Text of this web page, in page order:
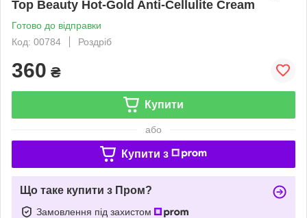
Top Beauty Hot-Gold Anti-Cellulite Cream
Готово до відправки
Код: 00784
Роздріб
360 ₴
Купити
або
Купити з
Що таке купити з Пром?
Замовлення під захистом